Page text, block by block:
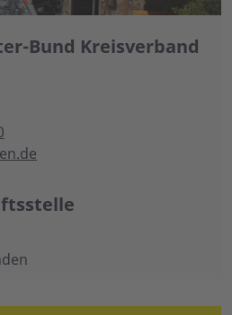
Bund Kreisverband